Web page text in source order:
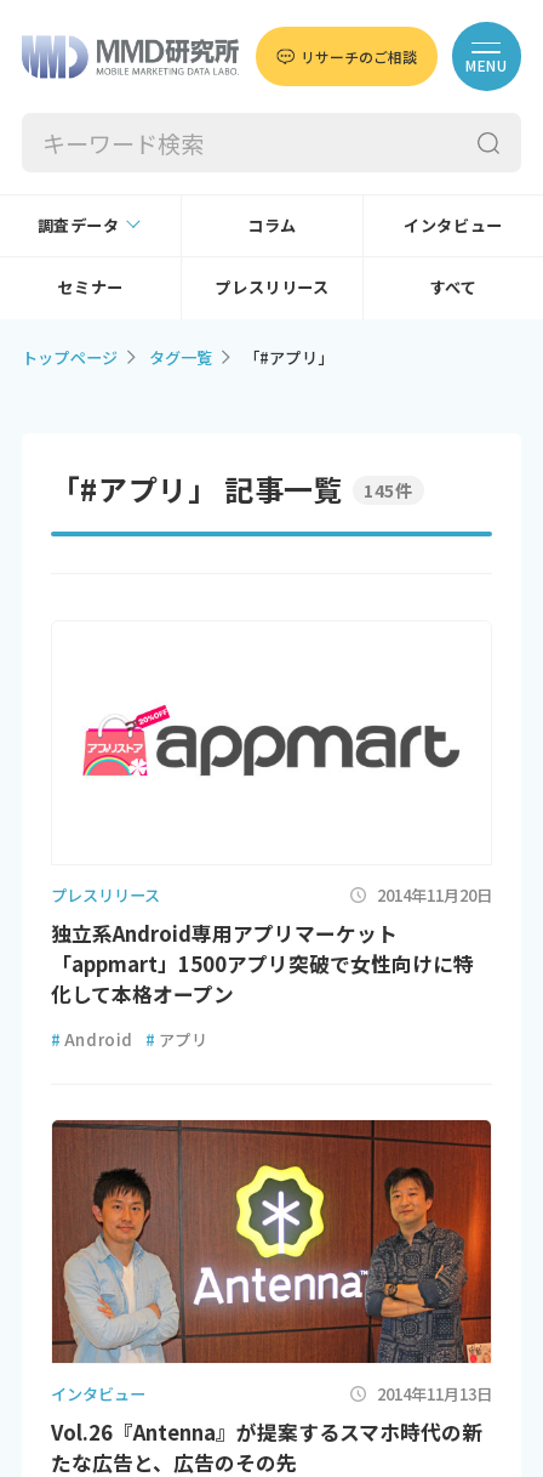
リサーチのご相談 MENU
調査データ コラム インタビュー
セミナー プレスリリース すべて
トップページ タグ一覧 「#アプリ」
「#アプリ」 記事一覧 145件
プレスリリース 2014年11月20日
独立系Android専用アプリマーケット
「appmart」1500アプリ突破で女性向けに特
化して本格オープン
# Android # アプリ
インタビュー 2014年11月13日
Vol.26『Antenna』が提案するスマホ時代の新
たな広告と、広告のその先